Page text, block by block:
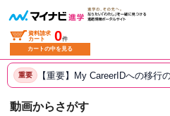
資料請求
カート
0件
カートの中を見る
重要 【重要】My CareerIDへの移行
動画からさがす